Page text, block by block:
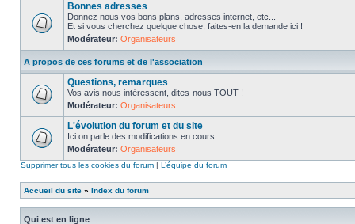
Bonnes adresses
Donnez nous vos bons plans, adresses internet, etc...
Et si vous cherchez quelque chose, faites-en la demande ici !
Modérateur: Organisateurs
A propos de ces forums et de l'association
Questions, remarques
Vos avis nous intéressent, dites-nous TOUT !
Modérateur: Organisateurs
L'évolution du forum et du site
Ici on parle des modifications en cours...
Modérateur: Organisateurs
Supprimer tous les cookies du forum | L’équipe du forum
Accueil du site » Index du forum
Qui est en ligne